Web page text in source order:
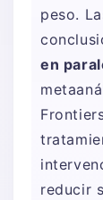
peso.
en
reducir